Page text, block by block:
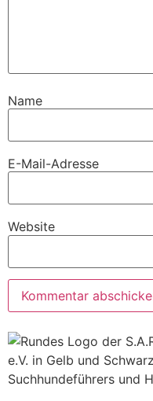
Name
E-Mail-Adresse
Website